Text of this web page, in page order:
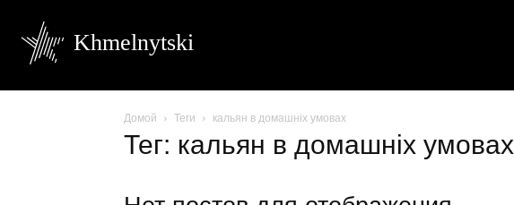
Khmelnytski
Домой Теги кальян в домашніх умовах
Тег: кальян в домашніх умовах